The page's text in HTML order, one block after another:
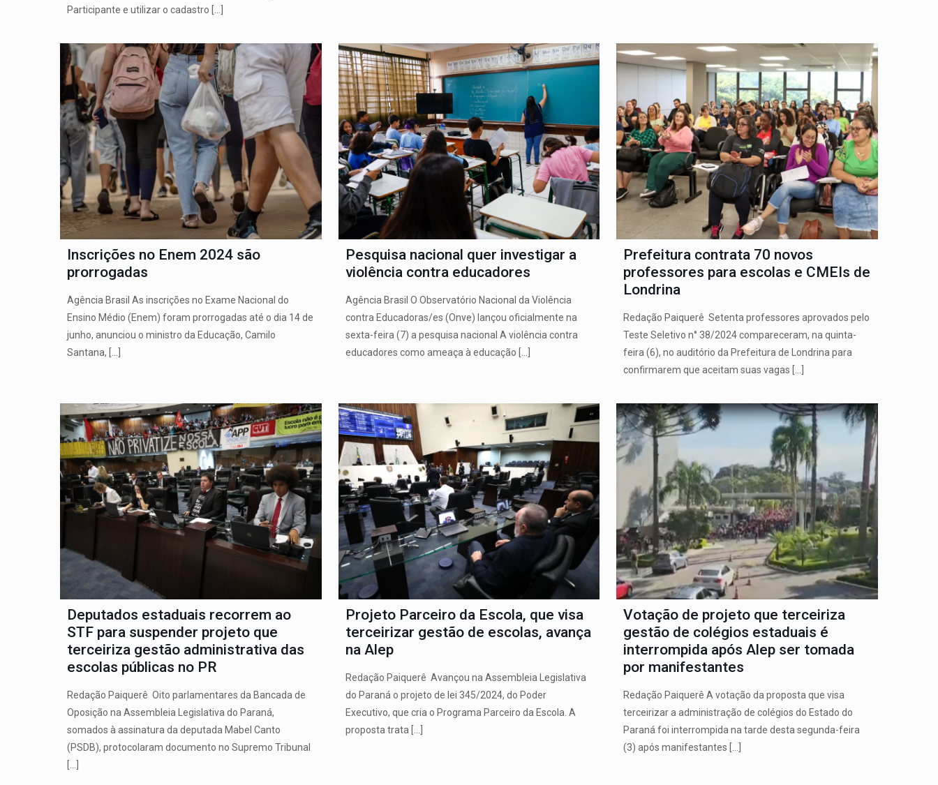
Participante e utilizar o cadastro
Inscrições no Enem 2024 são
prorrogadas
Agência Brasil As inscrições no Exame Nacional do
Ensino Médio (Enem) foram prorrogadas até o dia 14 de
junho, anunciou o ministro da Educação, Camilo
Santana,
Pesquisa nacional quer investigar a
violência contra educadores
Agência Brasil O Observatório Nacional da Violência
contra Educadoras/es (Onve) lançou oficialmente na
sexta-feira (7) a pesquisa nacional A violência contra
educadores como ameaça à educação
Prefeitura contrata 70 novos
professores para escolas e CMEIs de
Londrina
Redação Paiquerê Setenta professores aprovados pelo
Teste Seletivo n° 38/2024 compareceram, na quinta-
feira (6), no auditório da Prefeitura de Londrina para
confirmarem que aceitam suas vagas
Deputados estaduais recorrem ao
STF para suspender projeto que
terceiriza gestão administrativa das
escolas públicas no PR
Redação Paiquerê Oito parlamentares da Bancada de
Oposição na Assembleia Legislativa do Paraná,
somados à assinatura da deputada Mabel Canto
(PSDB), protocolaram documento no Supremo Tribunal
Projeto Parceiro da Escola, que visa
terceirizar gestão de escolas, avança
na Alep
Redação Paiquerê Avançou na Assembleia Legislativa
do Paraná o projeto de lei 345/2024, do Poder
Executivo, que cria o Programa Parceiro da Escola. A
proposta trata
Votação de projeto que terceiriza
gestão de colégios estaduais é
interrompida após Alep ser tomada
por manifestantes
Redação Paiquerê A votação da proposta que visa
terceirizar a administração de colégios do Estado do
Paraná foi interrompida na tarde desta segunda-feira
(3) após manifestantes